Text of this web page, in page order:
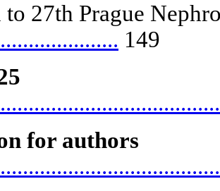
27th Prague
149
for authors